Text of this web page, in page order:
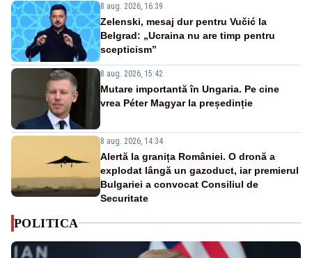
8 aug. 2026, 16:39
Zelenski, mesaj dur pentru Vučić la
Belgrad: „Ucraina nu are timp pentru
scepticism”
8 aug. 2026, 15:42
Mutare importantă în Ungaria. Pe cine
vrea Péter Magyar la președinție
8 aug. 2026, 14:34
Alertă la granița României. O dronă a
explodat lângă un gazoduct, iar premierul
Bulgariei a convocat Consiliul de
Securitate
POLITICA